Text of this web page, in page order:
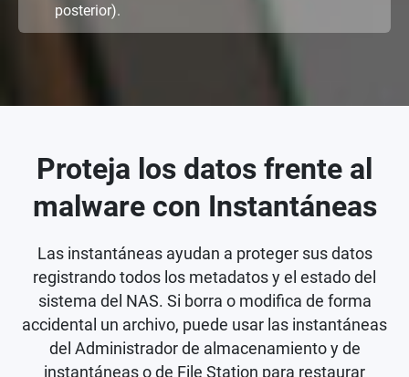
posterior).
Proteja los datos frente al
malware con Instantáneas
Las instantáneas ayudan a proteger sus datos
registrando todos los metadatos y el estado del
sistema del NAS. Si borra o modifica de forma
accidental un archivo, puede usar las instantáneas
del Administrador de almacenamiento y de
instantáneas o de File Station para restaurar